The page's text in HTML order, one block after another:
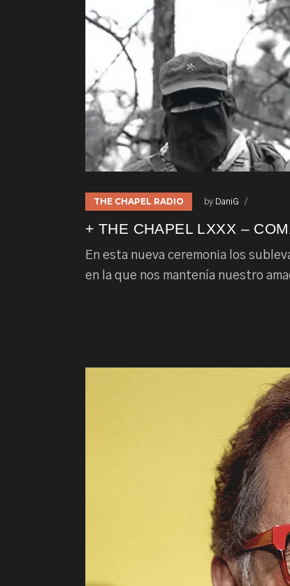
THE CHAPEL RADIO by DaniG
+ THE CHAPEL LXXX –
En esta nueva ceremonia los
en la que nos mantenía nuestro